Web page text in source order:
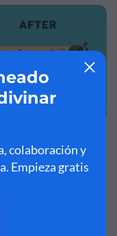
deperspectiva, los
de profundidad que
a varios